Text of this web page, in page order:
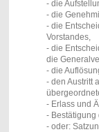
- die
- die
- die
Vorstandes,
- die
die
- die
- den Austritt
- Erlass und
- Bestätigung
- oder: